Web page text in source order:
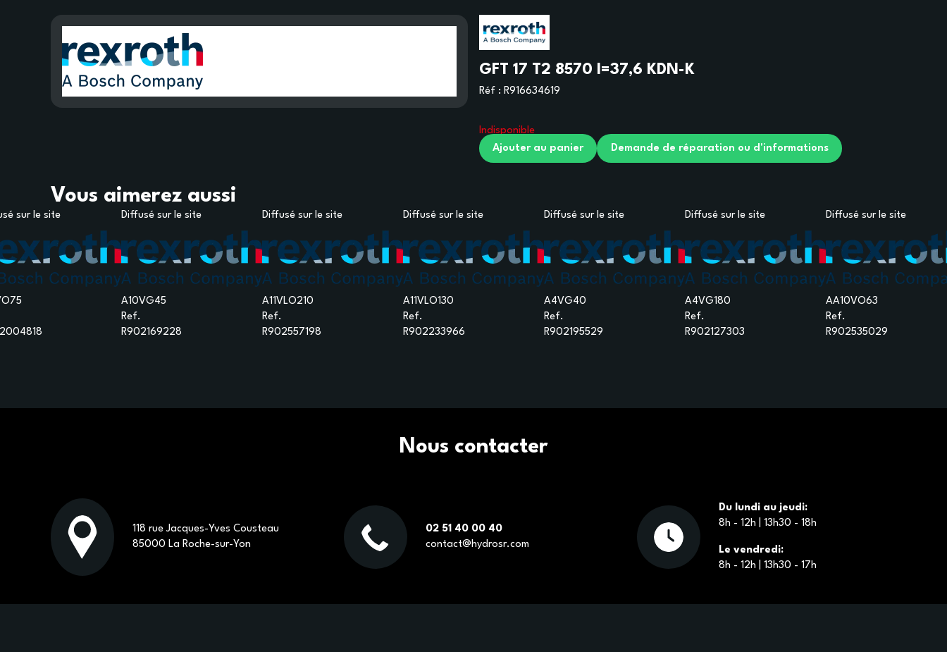
GFT 17 T2 8570 I=37,6 KDN-K
Réf : R916634619
Indisponible
Ajouter au panier
Demande de réparation ou d'informations
Vous aimerez aussi
sur le site Diffusé sur le site
A10VG45
Ref.
R902169228
Diffusé sur le site
A11VLO210
Ref.
R902557198
Diffusé sur le site
A11VLO130
Ref.
R902233966
Diffusé sur le site
A4VG40
Ref.
R902195529
Diffusé sur le site
A4VG180
Ref.
R902127303
Diffusé sur le site
AA10VO63
Ref.
R902535029
Nous contacter
118 rue Jacques-Yves Cousteau
85000 La Roche-sur-Yon
02 51 40 00 40
contact@hydrosr.com
Du lundi au jeudi:
8h - 12h | 13h30 - 18h
Le vendredi:
8h - 12h | 13h30 - 17h